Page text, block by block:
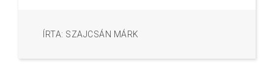
ÍRTA: SZAJCSÁN MÁRK